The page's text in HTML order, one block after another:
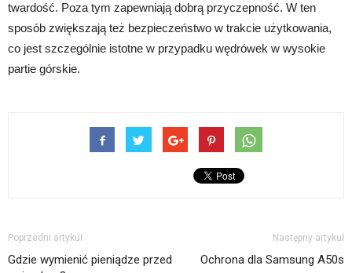
twardość. Poza tym zapewniają dobrą przyczepność. W ten
sposób zwiększają też bezpieczeństwo w trakcie użytkowania,
co jest szczególnie istotne w przypadku wędrówek w wysokie
partie górskie.
Poprzedni artykuł
Gdzie wymienić pieniądze przed
Następny artykuł
Ochrona dla Samsung A50s